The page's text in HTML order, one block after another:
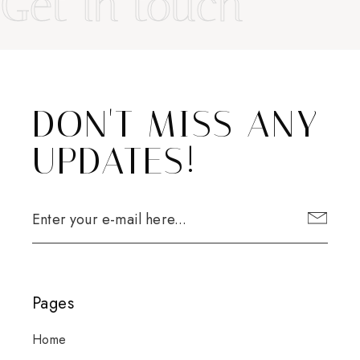
DON'T MISS ANY
UPDATES!
Pages
Home